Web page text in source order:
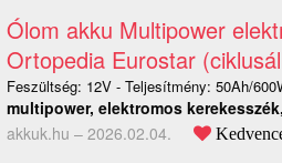
Ólom akku Multipower
Ortopedia Eurostar
Feszültség: 12V - Teljesítmény: 50Ah/
multipower, elektromos
akkuk.hu – 2026.02.04.